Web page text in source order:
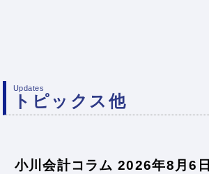
トピックス他
Updates
小川会計コラム 2026年8月6日